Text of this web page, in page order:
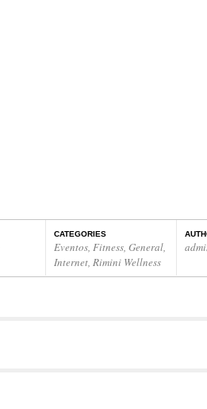
CATEGORIES
Eventos, Fitness, General,
Internet, Rimini Wellness